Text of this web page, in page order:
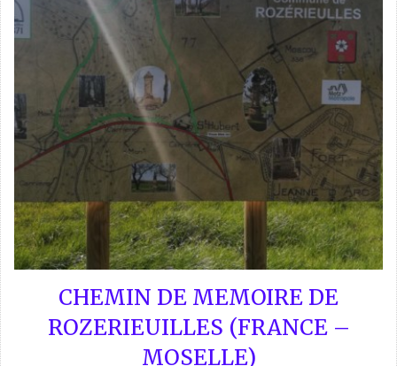
CHEMIN DE MEMOIRE DE
ROZERIEUILLES (FRANCE –
MOSELLE)